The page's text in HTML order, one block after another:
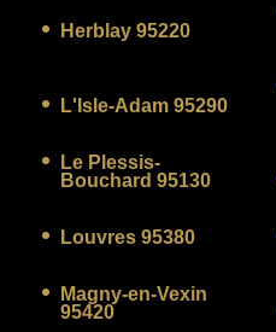
Herblay 95220
L'Isle-Adam 95290
Le Plessis-
Bouchard 95130
Louvres 95380
Magny-en-Vexin
95420